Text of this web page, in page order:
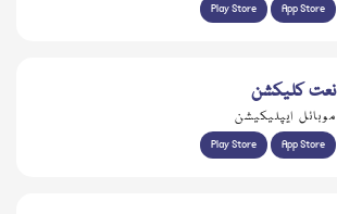
Play Store App Store
نعت کلیکشن
موبائل ایپلیکیشن
Play Store App Store